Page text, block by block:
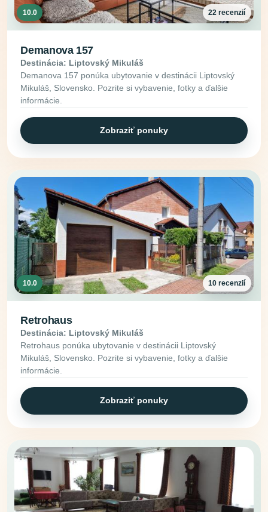
10.0 22 recenzií
Demanova 157
Destinácia: Liptovský Mikuláš
Demanova 157 ponúka ubytovanie v destinácii Liptovský
Mikuláš, Slovensko. Pozrite si vybavenie, fotky a ďalšie
informácie.
Zobraziť ponuky
10.0 10 recenzií
Retrohaus
Destinácia: Liptovský Mikuláš
Retrohaus ponúka ubytovanie v destinácii Liptovský
Mikuláš, Slovensko. Pozrite si vybavenie, fotky a ďalšie
informácie.
Zobraziť ponuky